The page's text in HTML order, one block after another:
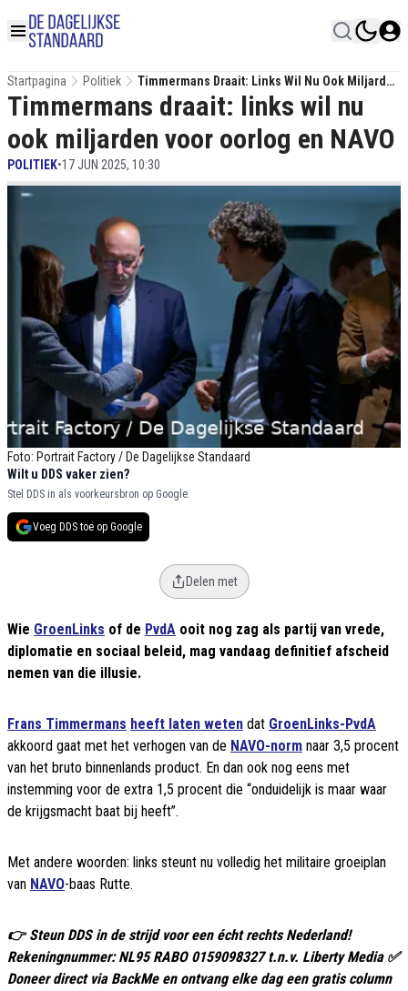
Startpagina Politiek
Timmermans Draait: Links Wil Nu Ook Miljarden
Voor Oorlog En NAVO
Foto: Portrait Factory / De Dagelijkse Standaard
Timmermans draait: links wil nu
ook miljarden voor oorlog en NAVO
POLITIEK•17 JUN 2025, 10:30
Wilt u DDS vaker zien?
Stel DDS in als voorkeursbron op Google.
Voeg DDS toe op Google
Delen met
Wie GroenLinks of de PvdA ooit nog zag als partij van vrede,
diplomatie en sociaal beleid, mag vandaag definitief afscheid
nemen van die illusie.
Frans Timmermans heeft laten weten dat GroenLinks-PvdA
akkoord gaat met het verhogen van de NAVO-norm naar 3,5 procent
van het bruto binnenlands product. En dan ook nog eens met
instemming voor de extra 1,5 procent die “onduidelijk is maar waar
de krijgsmacht baat bij heeft”.
Met andere woorden: links steunt nu volledig het militaire groeiplan
van NAVO-baas Rutte.
👉 Steun DDS in de strijd voor een écht rechts Nederland!
Rekeningnummer: NL95 RABO 0159098327 t.n.v. Liberty Media ✅
Doneer direct via BackMe en ontvang elke dag een gratis column